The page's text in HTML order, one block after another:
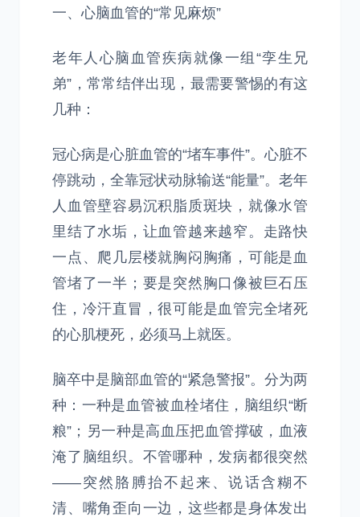
一、心脑血管的“常见麻烦”
老年人心脑血管疾病就像一组“孪生兄
弟”，常常结伴出现，最需要警惕的有这
几种：
冠心病是心脏血管的“堵车事件”。心脏不
停跳动，全靠冠状动脉输送“能量”。老年
人血管壁容易沉积脂质斑块，就像水管
里结了水垢，让血管越来越窄。走路快
一点、爬几层楼就胸闷胸痛，可能是血
管堵了一半；要是突然胸口像被巨石压
住，冷汗直冒，很可能是血管完全堵死
的心肌梗死，必须马上就医。
脑卒中是脑部血管的“紧急警报”。分为两
种：一种是血管被血栓堵住，脑组织“断
粮”；另一种是高血压把血管撑破，血液
淹了脑组织。不管哪种，发病都很突然
——突然胳膊抬不起来、说话含糊不
清、嘴角歪向一边，这些都是身体发出